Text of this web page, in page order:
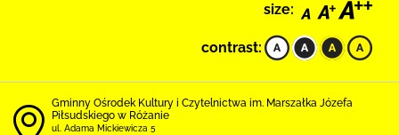
size:
contrast:
Gminny Ośrodek Kultury i Czytelnictwa im. Marszałka Józefa
Piłsudskiego w Różanie
ul. Adama Mickiewicza 5